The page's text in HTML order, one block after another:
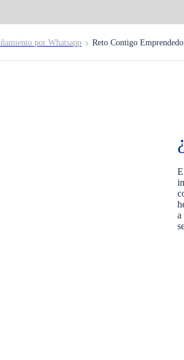
por Whatsapp Reto Contigo
a